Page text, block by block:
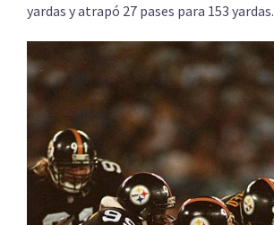
yardas y atrapó 27 pases para 153 yardas.